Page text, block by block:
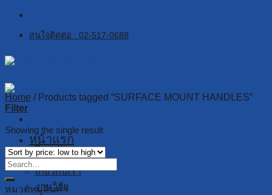
Skip
contentสนใจติดต่อ : 02-517-0688
หน้าแรก
เกี่ยวกับเรา
เกี่ยวกับเรา
งานวิจัย
Home /Products tagged “SURFACE MOUNT HANDLES”
Filter
Showing the single result
หมวดหมู่สินค้า